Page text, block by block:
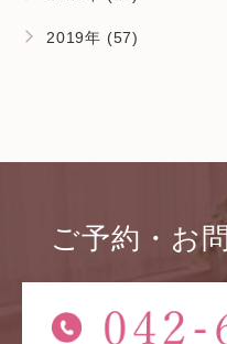
2019年 (57)
ご予約・お